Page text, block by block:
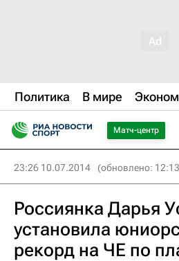
Политика В мире
Матч-центр
23:26 10.07.2014 (обновлено:
Россиянка Дарья
установила
рекорд на ЧЕ по